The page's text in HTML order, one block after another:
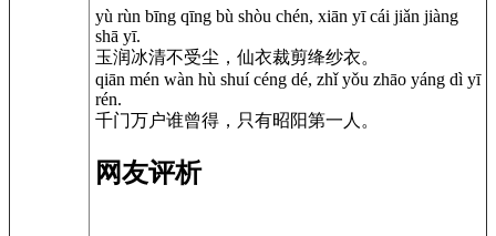
yù rùn bīng qīng bù shòu chén, xiān yī cái jiǎn jiàng
shā yī.
玉润冰清不受尘，仙衣裁剪绛纱衣。
qiān mén wàn hù shuí céng dé, zhǐ yǒu zhāo yáng dì yī
rén.
千门万户谁曾得，只有昭阳第一人。
网友评析